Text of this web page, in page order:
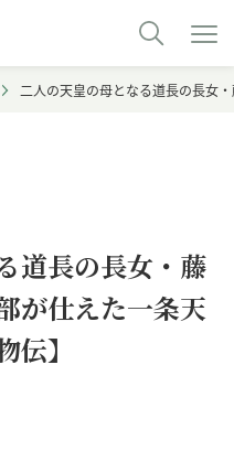
二人の天皇の母となる道長の長女
道長の長女・藤
が仕えた一条天
】